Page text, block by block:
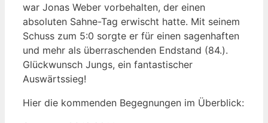
war Jonas Weber vorbehalten, der einen
absoluten Sahne-Tag erwischt hatte. Mit seinem
Schuss zum 5:0 sorgte er für einen sagenhaften
und mehr als überraschenden Endstand (84.).
Glückwunsch Jungs, ein fantastischer
Auswärtssieg!
Hier die kommenden Begegnungen im Überblick: